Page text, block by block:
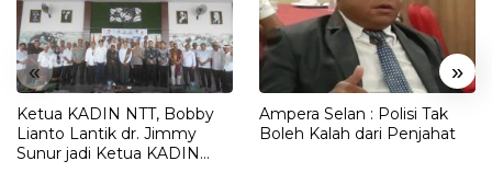
« »
Ketua KADIN NTT, Bobby
Lianto Lantik dr. Jimmy
Sunur jadi Ketua KADIN
Ampera Selan : Polisi Tak
Boleh Kalah dari Penjahat